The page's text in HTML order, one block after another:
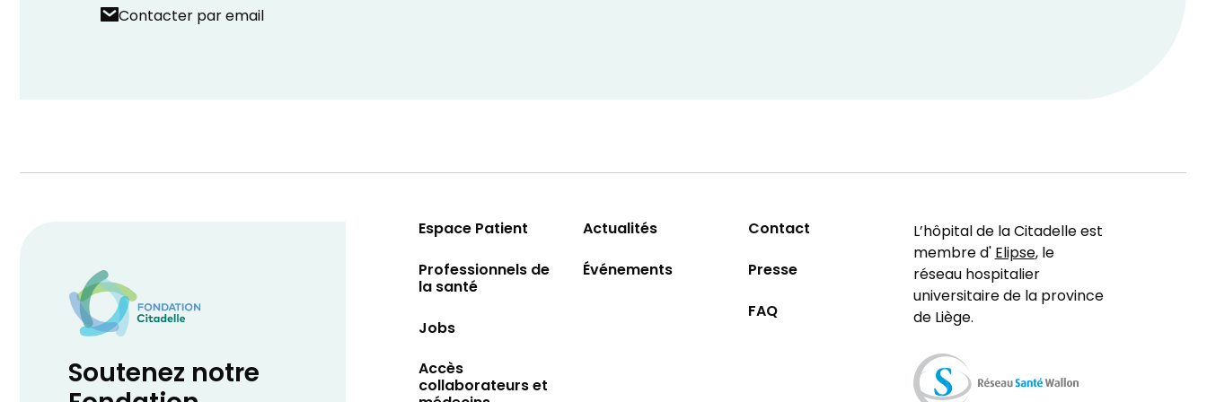
Contacter par email
Soutenez notre
Espace Patient
Professionnels de
la santé
Jobs
Accès
collaborateurs et
Actualités
Événements
Contact
Presse
FAQ
L’hôpital de la Citadelle est
membre d'Elipse, le
réseau hospitalier
universitaire de la province
de Liège.